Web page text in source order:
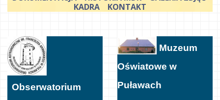
KADRA
KONTAKT
Obserwatorium
Muzeum
Oświatowe w
Puławach